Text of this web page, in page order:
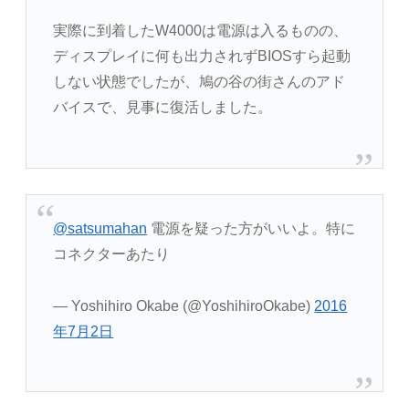
実際に到着したW4000は電源は入るものの、
ディスプレイに何も出力されずBIOSすら起動
しない状態でしたが、鳩の谷の街さんのアド
バイスで、見事に復活しました。
@satsumahan 電源を疑った方がいいよ。特に
コネクターあたり
— Yoshihiro Okabe (@YoshihiroOkabe) 2016
年7月2日